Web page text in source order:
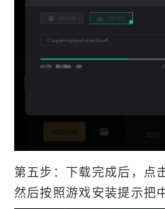
第五步：下载完成后，点
然后按照游戏安装提示把